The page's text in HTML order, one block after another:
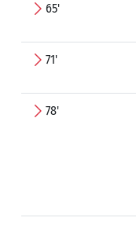
65'
71'
78'